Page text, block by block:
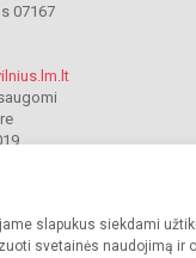
slapukus siekdami
svetainės naudojimą ir
07167
darželis „Varpelis“.
įstaigos administracijos